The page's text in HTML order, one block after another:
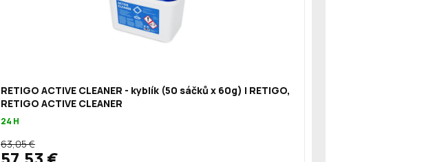
RETIGO ACTIVE CLEANER - kyblík (50 sáčků x 60g) | RETIGO,
RETIGO ACTIVE CLEANER
24 H
63,05 €